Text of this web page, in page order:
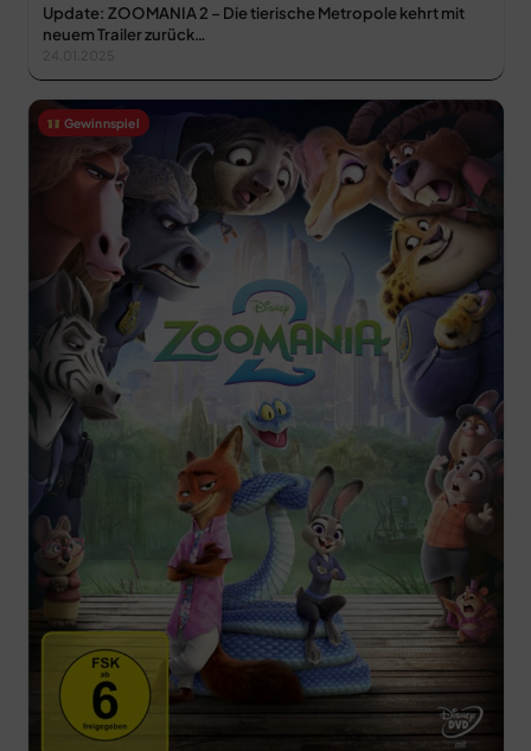
Update: ZOOMANIA 2 – Die tierische Metropole kehrt mit
neuem Trailer zurück…
24.01.2025
Gewinnspiel